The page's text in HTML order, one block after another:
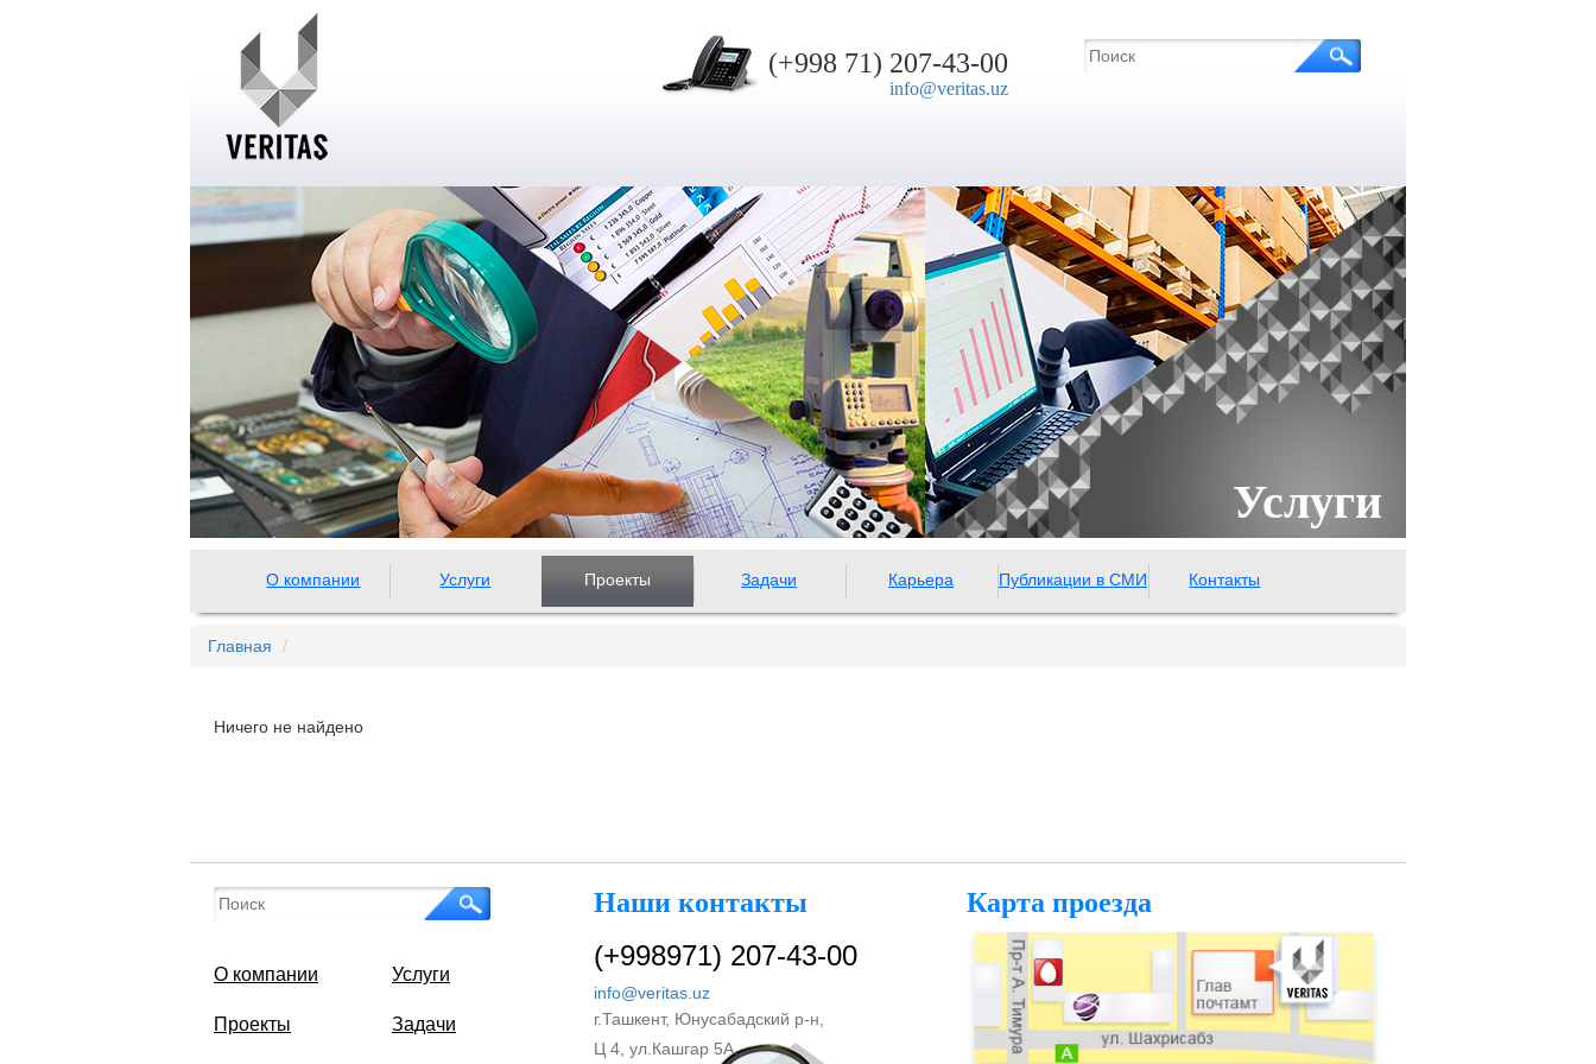
(+998 71) 207-43-00
info@veritas.uz
Услуги
О компании Услуги Проекты Задачи Карьера Публикации в СМИ Контакты
Главная
Ничего не найдено
О компании Услуги
Проекты Задачи
Наши контакты
(+998971) 207-43-00
info@veritas.uz
г.Ташкент, Юнусабадский р-н,
Ц 4, ул.Кашгар 5А.
Карта проезда